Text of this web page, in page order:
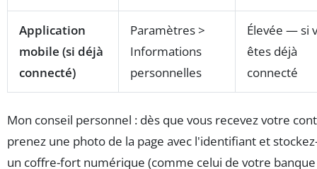
Application
mobile (si déjà
connecté)
Paramètres >
Informations
personnelles
Élevée — si
êtes déjà
connecté
Mon conseil personnel : dès que vous recevez votre
prenez une photo de la page avec l'identifiant et
un coffre-fort numérique (comme celui de votre